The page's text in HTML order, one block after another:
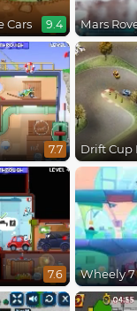
Cars 9.4 Mars
7.7 Drift Cup
7.6